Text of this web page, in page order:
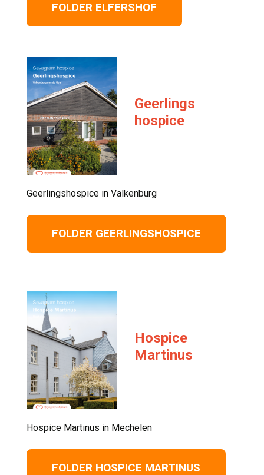
FOLDER ELFERSHOF
Geerlings
hospice
Geerlingshospice in Valkenburg
FOLDER GEERLINGSHOSPICE
Hospice
Martinus
Hospice Martinus in Mechelen
FOLDER HOSPICE MARTINUS